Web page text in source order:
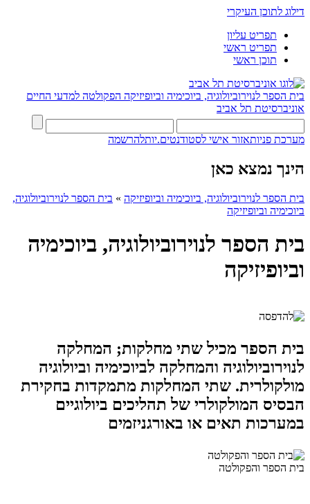
דילוג לתוכן העיקרי
תפריט עליון
תפריט ראשי
תוכן ראשי
בית הספר לנוירוביולוגיה, ביוכימיה וביופיזיקה הפקולטה למדעי החיים
אוניברסיטת תל אביב
מערכת פניותאזור אישי לסטודנטים.יותלהרשמה
הינך נמצא כאן
בית הספר לנוירוביולוגיה, ביוכימיה וביופיזיקה » בית הספר לנוירוביולוגיה,
ביוכימיה וביופיזיקה
בית הספר לנוירוביולוגיה, ביוכימיה
וביופיזיקה
בית הספר מכיל שתי מחלקות; המחלקה
לנוירוביולוגיה והמחלקה לביוכימיה וביולוגיה
מולקולרית. שתי המחלקות מתמקדות בחקירת
הבסיס המולקולרי של תהליכים ביולוגיים
במערכות תאים או באורגניזמים
בית הספר והפקולטה